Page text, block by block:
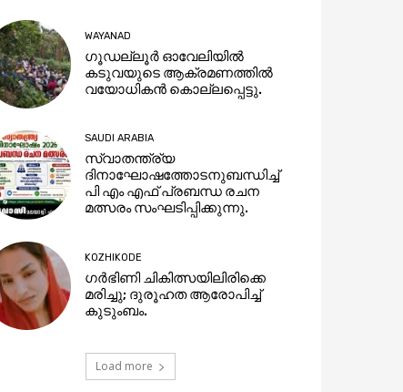
WAYANAD
ഗൂഡല്ലൂർ ഓവേലിയിൽ
കടുവയുടെ ആക്രമണത്തിൽ
വയോധികൻ കൊല്ലപ്പെട്ടു.
SAUDI ARABIA
സ്വാതന്ത്ര്യ
ദിനാഘോഷത്തോടനുബന്ധിച്ച്
പി എം എഫ് പ്രബന്ധ രചന
മത്സരം സംഘടിപ്പിക്കുന്നു.
KOZHIKODE
ഗര്‍ഭിണി ചികിത്സയിലിരിക്കെ
മരിച്ചു; ദുരൂഹത ആരോപിച്ച്
കുടുംബം.
Load more